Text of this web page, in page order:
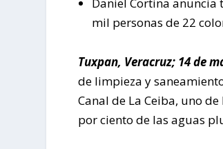
mil personas de 22
Tuxpan, Veracruz; 14 de
de limpieza y
Canal de La Ceiba, uno
por ciento de las aguas